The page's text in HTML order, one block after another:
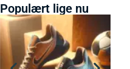
Populært lige nu